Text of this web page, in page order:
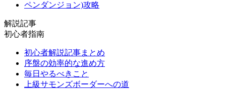
ペンダンジョン)攻略
解説記事
初心者指南
初心者解説記事まとめ
序盤の効率的な進め方
毎日やるべきこと
上級サモンズボーダーへの道